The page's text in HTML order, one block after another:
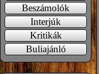
Beszámolók
Interjúk
Kritikák
Buliajánló